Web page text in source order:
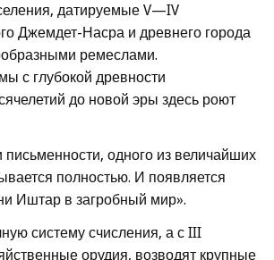
датируемые V—IV
Джемдет-Насра и древнего города
ремеслами.
с глубокой древности
до новой эры здесь роют
одного из величайших
полностью. И появляется
Иштар в загробный мир».
систему счисления, а с III
орудия, возводят крупные